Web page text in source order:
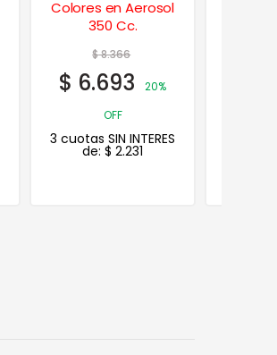
Impermeabilizante
Techos 1,25 Kgs.
$12.938
$8.410 35% OFF
3 cuotas SIN INTERES
$2.803